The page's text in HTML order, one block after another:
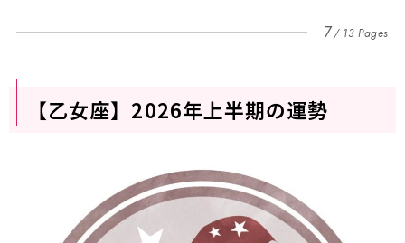
7 13 Pages
【乙女座】2026年上半期の運勢